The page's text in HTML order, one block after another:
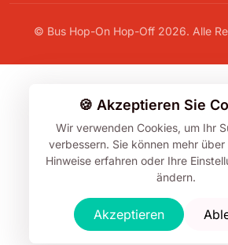
© Bus Hop-On Hop-Off 2026. Alle
🍪 Akzeptieren Sie
Wir verwenden Cookies, um Ihr
verbessern. Sie können mehr
Hinweise erfahren oder Ihre
ändern.
Akzeptieren